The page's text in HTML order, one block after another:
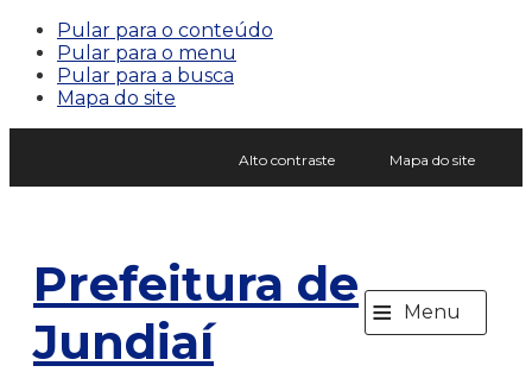
Pular para o conteúdo
Pular para o menu
Pular para a busca
Mapa do site
Alto contraste Mapa do site
Prefeitura de
Jundiaí
≡ Menu